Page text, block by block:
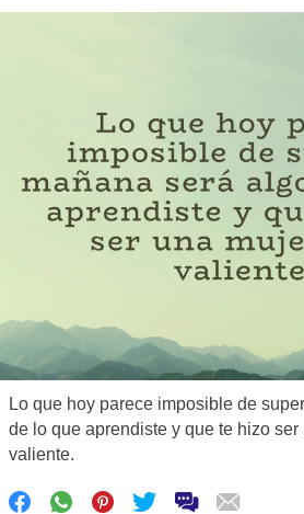
Lo que hoy parece imposible de
de lo que aprendiste y que te hizo ser
valiente.